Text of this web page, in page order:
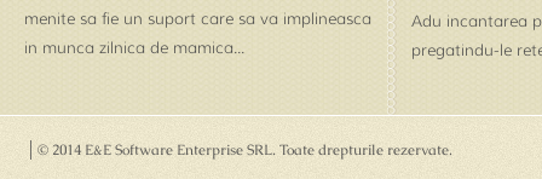
menite sa fie un suport care sa va implineasca
in munca zilnica de mamica...
Adu incantarea
pregatindu-le
© 2014 E&E Software Enterprise SRL. Toate drepturile rezervate.